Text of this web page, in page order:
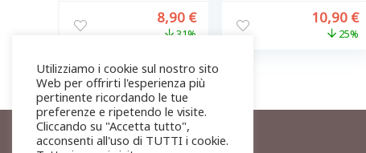
8,90 €
31%
10,90 €
25%
Utilizziamo i cookie sul nostro sito
Web per offrirti l'esperienza più
pertinente ricordando le tue
preferenze e ripetendo le visite.
Cliccando su "Accetta tutto",
acconsenti all'uso di TUTTI i cookie.